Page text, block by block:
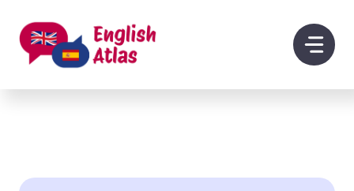
contenido